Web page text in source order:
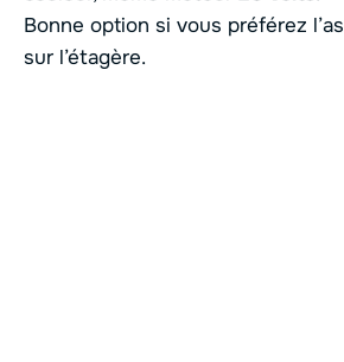
Bonne option si vous préférez
sur l’étagère.